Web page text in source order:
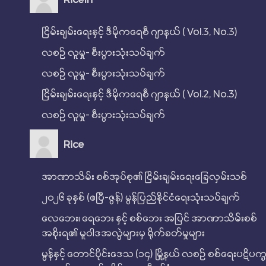
ငြိမ်းချမ်းရေးနှင့် ဒီမိုကရေစီ ဂျာနယ် ( Vol.3, No.3)
လစဉ် လူမှု- စီးပွားသုံးသပ်ချက်
လစဉ် လူမှု- စီးပွားသုံးသပ်ချက်
ငြိမ်းချမ်းရေးနှင့် ဒီမိုကရေစီ ဂျာနယ် ( Vol.2, No.3)
လစဉ် လူမှု- စီးပွားသုံးသပ်ချက်
Rice
အာဏာသိမ်း စစ်အုပ်စု၏ ငြိမ်းချမ်းရေးခြေလှမ်းသစ်
၂၀၂၆ ခုနှစ် (ဧပြီ-ဇွန်) မွန်ပြည်နိုင်ငံရေးသုံးသပ်ချက်
လေဘေး၊ ရေဘေး နှင့် စစ်ဘေး အပြင် အာဏာသိမ်းစစ်
အစိုးရ၏ မူဝါဒအလွဲများမှ ရိုက်ခတ်မှုများ
မွန်နှင့် တောင်ပိုင်းဒေသ (၁၄) မြို့နယ် လစဉ် စစ်ရေးပဋိပက္ခ